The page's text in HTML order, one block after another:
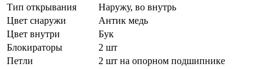
Тип открывания
Наружу, во внутрь
Цвет снаружи
Антик медь
Цвет внутри
Бук
Блокираторы
2 шт
Петли
2 шт на опорном подшипнике